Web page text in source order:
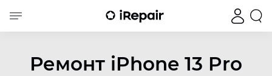
Ремонт iPhone 13 Pro